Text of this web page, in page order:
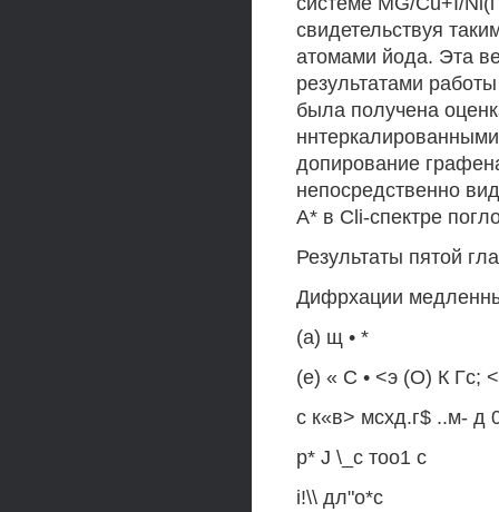
свидетельствуя
атомами йода. Эта
результатами
была получена
допирование
непосредственно
А* в Cli-спектре
Результаты пятой
Дифрхации
(а) щ • *
(е) « С • <э (О) К Гс;
с к«в> мсхд.г$ ..м- д
р* J \_с тоо1 с
i!\\ дл"о*с